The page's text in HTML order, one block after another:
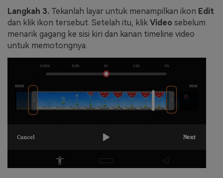
Langkah 3. Tekanlah layar untuk menampilkan ikon Edit
dan klik ikon tersebut. Setelah itu, klik Video sebelum
menarik gagang ke sisi kiri dan kanan timeline video
untuk memotongnya.